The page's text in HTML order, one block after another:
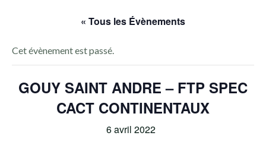
« Tous les Évènements
Cet évènement est passé.
GOUY SAINT ANDRE – FTP SPEC
CACT CONTINENTAUX
6 avril 2022